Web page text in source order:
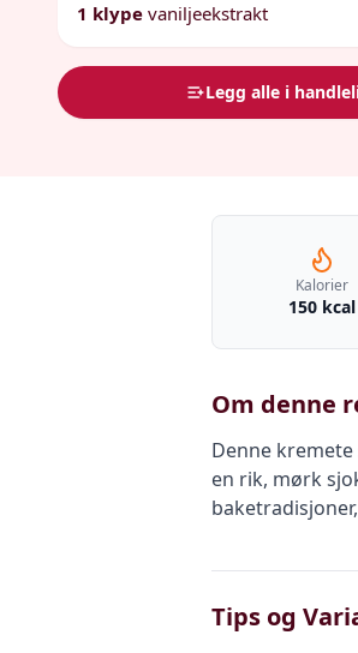
1 klype vaniljeekstrakt
Legg alle i
Kalorier
150 kcal
Om denne
Denne
en rik, mørk
Tips og